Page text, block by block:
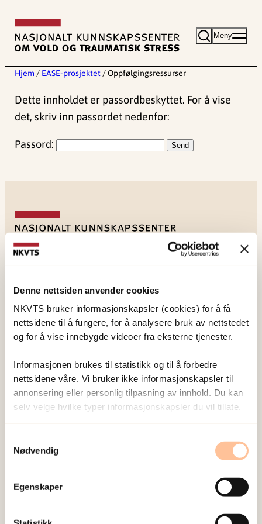
Denne nettsiden anvender cookies
NKVTS bruker informasjonskapsler (cookies) for å få
nettsidene til å fungere, for å analysere bruk av nettstedet
og for å vise innebygde videoer fra eksterne tjenester.
Informasjonen brukes til statistikk og til å forbedre
nettsidene våre. Vi bruker ikke informasjonskapsler til
annonsering eller personlig tilpasning av innhold. Du kan
selv velge hvilke typer informasjonskapsler du vil tillate.
Nødvendig
Egenskaper
innhold
Meny
Hjem / EASE-prosjektet / Oppfølgingsressurser
Dette innholdet er passordbeskyttet. For å vise
det, skriv inn passordet nedenfor:
Passord:
til å forebygge og redusere de helsemessige og
sosiale konsekvensene som vold og traumatisk
stress kan medføre.
Om oss
Ansatte
Ledige stillinger
Seminarer og arrangementer